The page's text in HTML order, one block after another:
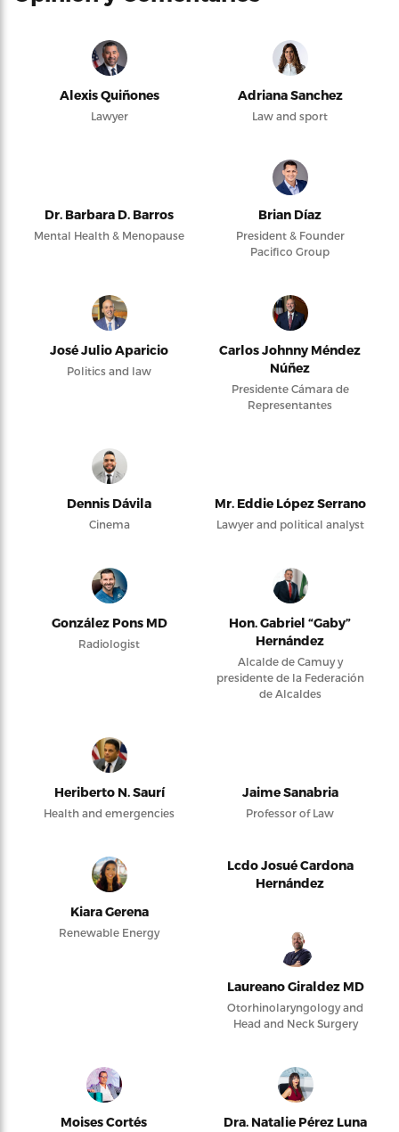
Alexis Quiñones
Lawyer
Adriana Sanchez
Law and sport
Dr. Barbara D. Barros
Mental Health & Menopause
Brian Díaz
President & Founder
Pacifico Group
José Julio Aparicio
Politics and law
Carlos Johnny Méndez
Núñez
Presidente Cámara de
Representantes
Dennis Dávila
Cinema
Mr. Eddie López Serrano
Lawyer and political analyst
González Pons MD
Radiologist
Hon. Gabriel “Gaby”
Hernández
Alcalde de Camuy y
presidente de la Federación
de Alcaldes
Heriberto N. Saurí
Health and emergencies
Jaime Sanabria
Professor of Law
Kiara Gerena
Renewable Energy
Lcdo Josué Cardona
Hernández
Laureano Giraldez MD
Otorhinolaryngology and
Head and Neck Surgery
Moises Cortés Dra. Natalie Pérez Luna